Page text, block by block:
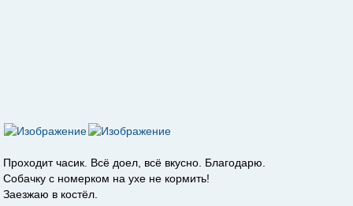
Проходит часик. Всё доел, всё вкусно. Благодарю.
Собачку с номерком на ухе не кормить!
Заезжаю в костёл.